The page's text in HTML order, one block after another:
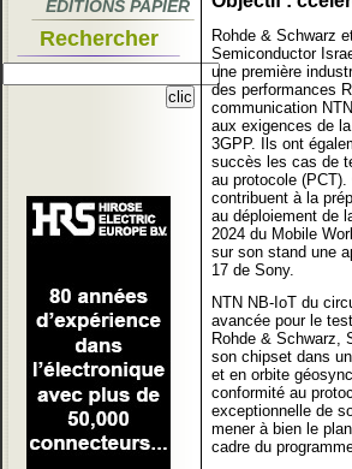
EDITIONS PAPIER
Rechercher
Rohde & Schwarz
Semiconductor
une première
des performances
communication
aux exigences de
3GPP. Ils ont
succès les cas de
au protocole
contribuent à la
au déploiement de
2024 du Mobile
sur son stand une
17 de Sony.
NTN NB-IoT du
avancée pour le
Rohde & Schwarz,
son chipset dans
et en orbite
conformité au
exceptionnelle de
mener à bien le
cadre du